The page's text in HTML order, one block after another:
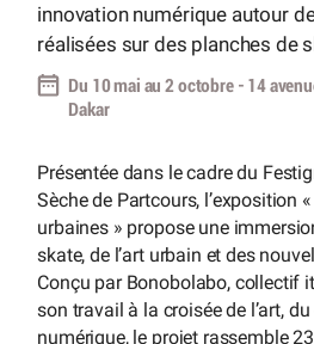
innovation numérique autour
réalisées sur des planches de
Du 10 mai au 2 octobre - 14
Dakar
Présentée dans le cadre du
Sèche de Partcours, l’exposition
urbaines » propose une
skate, de l’art urbain et des
Conçu par Bonobolabo, collectif
son travail à la croisée de l’art,
numérique, le projet rassemble